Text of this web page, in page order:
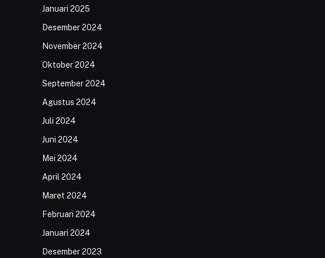
Januari 2025
Desember 2024
November 2024
Oktober 2024
September 2024
Agustus 2024
Juli 2024
Juni 2024
Mei 2024
April 2024
Maret 2024
Februari 2024
Januari 2024
Desember 2023